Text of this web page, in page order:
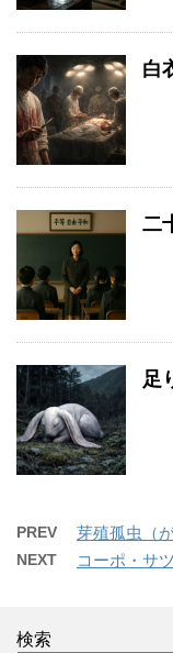
白
二
足
PREV 芽殖孤虫（
NEXT コーポ・サ
検索